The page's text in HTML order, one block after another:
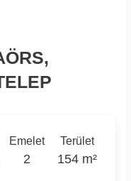
Emelet
2
Terület
154 m²